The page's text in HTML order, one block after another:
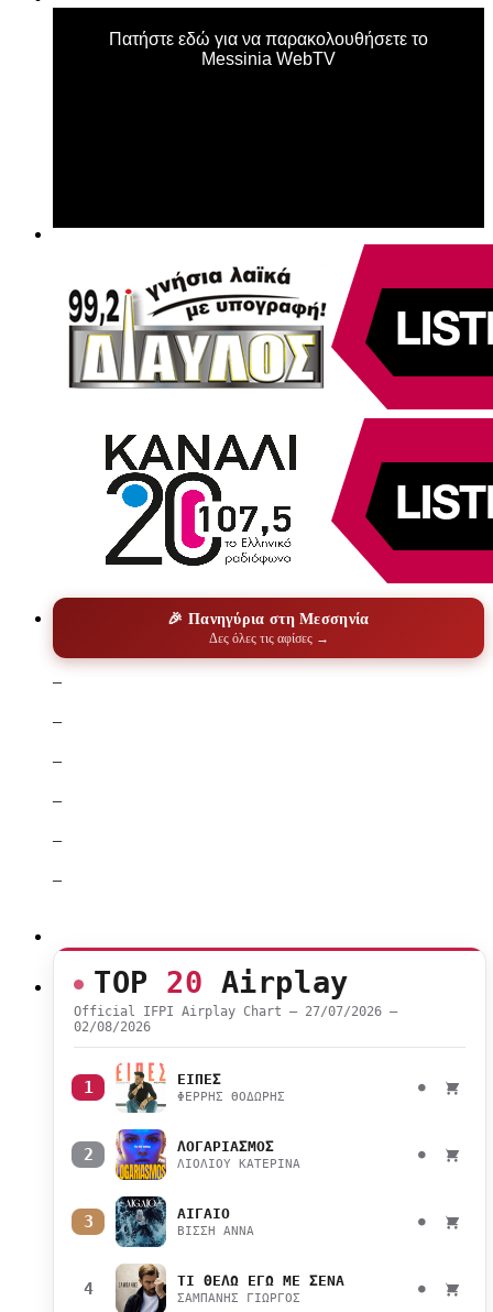
Πατήστε εδώ για να παρακολουθήσετε το
Messinia WebTV
🎉 Πανηγύρια στη Μεσσηνία
Δες όλες τις αφίσες →
–
–
–
–
–
–
TOP 20 Airplay
Official IFPI Airplay Chart — 27/07/2026 –
02/08/2026
1 ΕΙΠΕΣ
ΦΕΡΡΗΣ ΘΟΔΩΡΗΣ
●
2 ΛΟΓΑΡΙΑΣΜΟΣ
ΛΙΟΛΙΟΥ ΚΑΤΕΡΙΝΑ
●
3 ΑΙΓΑΙΟ
ΒΙΣΣΗ ΑΝΝΑ
●
4 ΤΙ ΘΕΛΩ ΕΓΩ ΜΕ ΣΕΝΑ
ΣΑΜΠΑΝΗΣ ΓΙΩΡΓΟΣ
●